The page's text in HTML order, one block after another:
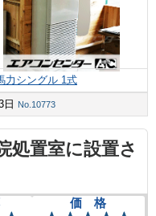
力シングル 1式
日
No.10773
処置室に設置さ
価 格